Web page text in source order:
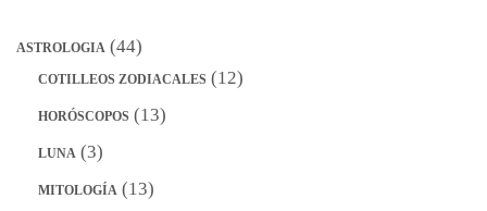
ASTROLOGIA (44)
COTILLEOS ZODIACALES (12)
HORÓSCOPOS (13)
LUNA (3)
MITOLOGÍA (13)